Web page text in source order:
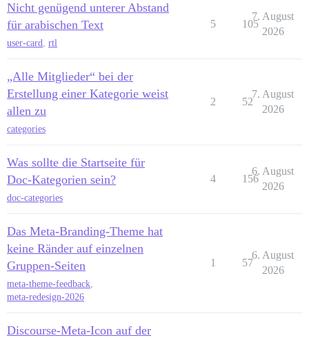
Nicht genügend unterer Abstand
für arabischen Text
user-card, rtl
5 105
7. August
2026
„Alle Mitglieder“ bei der
Erstellung einer Kategorie weist
allen zu
categories
2 52
7. August
2026
Was sollte die Startseite für
Doc-Kategorien sein?
doc-categories
4 156
6. August
2026
Das Meta-Branding-Theme hat
keine Ränder auf einzelnen
Gruppen-Seiten
meta-theme-feedback,
meta-redesign-2026
1 57
6. August
2026
Discourse-Meta-Icon auf der